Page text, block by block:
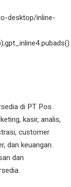
desktop/inline-
di PT Pos
kasir, analis,
customer
dan keuangan.
dan